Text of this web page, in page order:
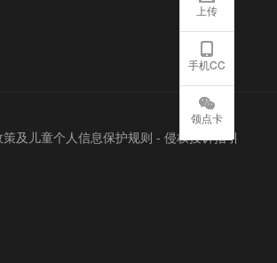
及儿童个人信息保护规则 - 侵权投诉指引
上传
手机CC
领点卡